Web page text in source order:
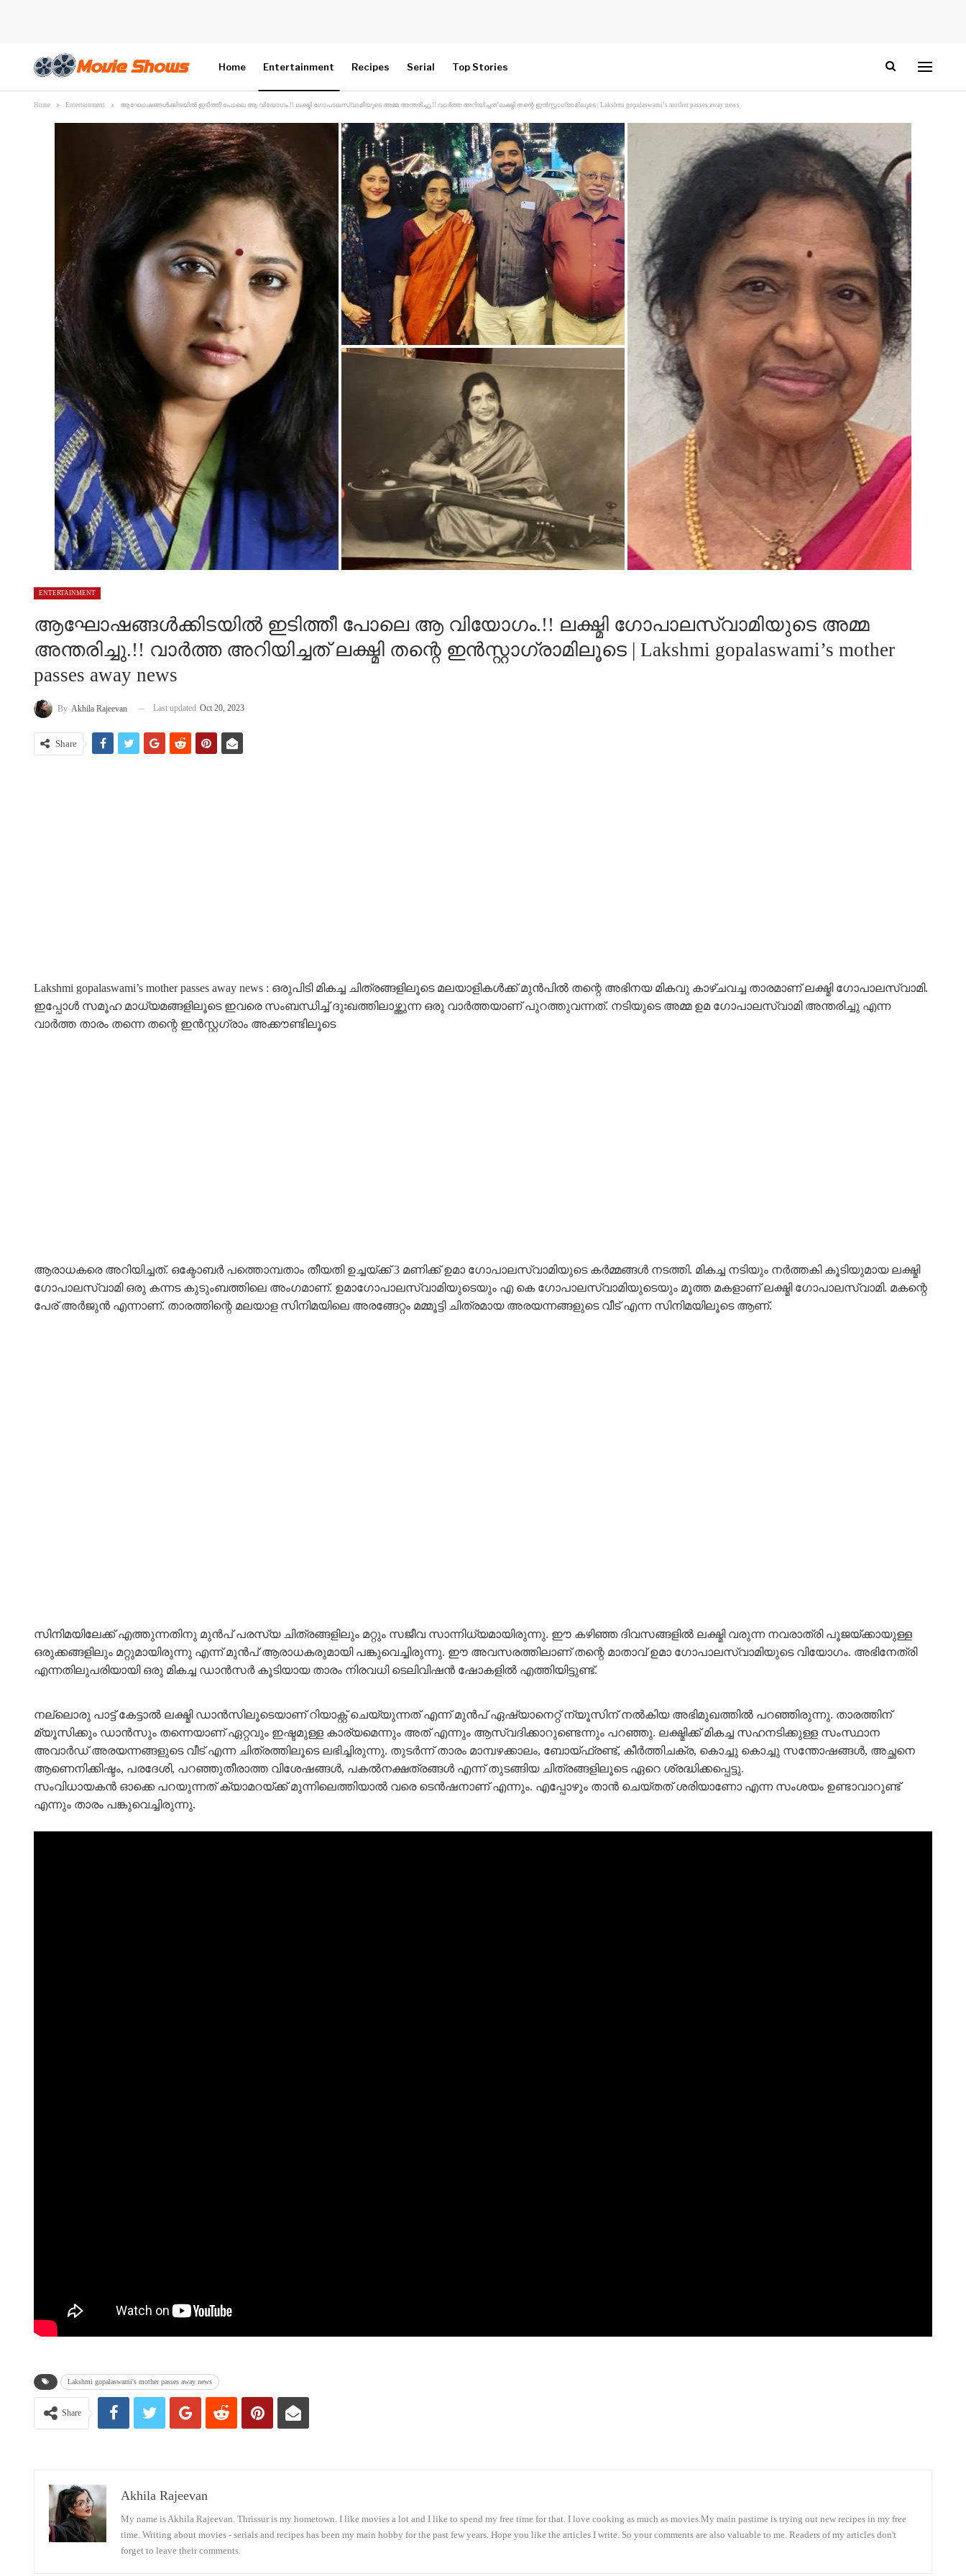
Home Entertainment Recipes Serial Top Stories
Home Entertainment ആഘോഷങ്ങൾക്കിടയിൽ ഇടിത്തീ പോലെ ആ വിയോഗം.!! ലക്ഷ്മി ഗോപാലസ്വാമിയുടെ അമ്മ അന്തരിച്ചു.!! വാർത്ത അറിയിച്ചത് ലക്ഷ്മി തന്റെ ഇൻസ്റ്റാഗ്രാമിലൂടെ | Lakshmi gopalaswami’s mother passes away news
ENTERTAINMENT
ആഘോഷങ്ങൾക്കിടയിൽ ഇടിത്തീ പോലെ ആ വിയോഗം.!! ലക്ഷ്മി ഗോപാലസ്വാമിയുടെ അമ്മ
അന്തരിച്ചു.!! വാർത്ത അറിയിച്ചത് ലക്ഷ്മി തന്റെ ഇൻസ്റ്റാഗ്രാമിലൂടെ | Lakshmi gopalaswami’s mother
passes away news
By Akhila Rajeevan Last updated Oct 20, 2023
Share
Lakshmi gopalaswami’s mother passes away news : ഒരുപിടി മികച്ച ചിത്രങ്ങളിലൂടെ മലയാളികൾക്ക് മുൻപിൽ തന്റെ അഭിനയ മികവു കാഴ്ചവച്ച താരമാണ് ലക്ഷ്മി ഗോപാലസ്വാമി.
ഇപ്പോൾ സമൂഹ മാധ്യമങ്ങളിലൂടെ ഇവരെ സംബന്ധിച്ച് ദുഃഖത്തിലാഴ്ത്തുന്ന ഒരു വാർത്തയാണ് പുറത്തുവന്നത്. നടിയുടെ അമ്മ ഉമ ഗോപാലസ്വാമി അന്തരിച്ചു എന്ന
വാർത്ത താരം തന്നെ തന്റെ ഇൻസ്റ്റഗ്രാം അക്കൗണ്ടിലൂടെ
ആരാധകരെ അറിയിച്ചത്. ഒക്ടോബർ പത്തൊമ്പതാം തീയതി ഉച്ചയ്ക്ക് 3 മണിക്ക് ഉമാ ഗോപാലസ്വാമിയുടെ കർമ്മങ്ങൾ നടത്തി. മികച്ച നടിയും നർത്തകി കൂടിയുമായ ലക്ഷ്മി
ഗോപാലസ്വാമി ഒരു കന്നട കുടുംബത്തിലെ അംഗമാണ്. ഉമാഗോപാലസ്വാമിയുടെയും എ കെ ഗോപാലസ്വാമിയുടെയും മൂത്ത മകളാണ് ലക്ഷ്മി ഗോപാലസ്വാമി. മകന്റെ
പേര് അർജുൻ എന്നാണ്. താരത്തിന്റെ മലയാള സിനിമയിലെ അരങ്ങേറ്റം മമ്മൂട്ടി ചിത്രമായ അരയന്നങ്ങളുടെ വീട് എന്ന സിനിമയിലൂടെ ആണ്.
സിനിമയിലേക്ക് എത്തുന്നതിനു മുൻപ് പരസ്യ ചിത്രങ്ങളിലും മറ്റും സജീവ സാന്നിധ്യമായിരുന്നു. ഈ കഴിഞ്ഞ ദിവസങ്ങളിൽ ലക്ഷ്മി വരുന്ന നവരാത്രി പൂജയ്ക്കായുള്ള
ഒരുക്കങ്ങളിലും മറ്റുമായിരുന്നു എന്ന് മുൻപ് ആരാധകരുമായി പങ്കുവെച്ചിരുന്നു. ഈ അവസരത്തിലാണ് തന്റെ മാതാവ് ഉമാ ഗോപാലസ്വാമിയുടെ വിയോഗം. അഭിനേത്രി
എന്നതിലുപരിയായി ഒരു മികച്ച ഡാൻസർ കൂടിയായ താരം നിരവധി ടെലിവിഷൻ ഷോകളിൽ എത്തിയിട്ടുണ്ട്.
നല്ലൊരു പാട്ട് കേട്ടാല്‍ ലക്ഷ്മി ഡാന്‍സിലൂടെയാണ് റിയാക്റ്റ് ചെയ്യുന്നത് എന്ന് മുൻപ് ഏഷ്യാനെറ്റ്‌ ന്യൂസിന് നൽകിയ അഭിമുഖത്തിൽ പറഞ്ഞിരുന്നു. താരത്തിന്
മ്യൂസിക്കും ഡാന്‍സും തന്നെയാണ് ഏറ്റവും ഇഷ്ടമുള്ള കാര്യമെന്നും അത് എന്നും ആസ്വദിക്കാറുണ്ടെന്നും പറഞ്ഞു. ലക്ഷ്മിക്ക് മികച്ച സഹനടിക്കുള്ള സംസ്ഥാന
അവാര്‍ഡ് അരയന്നങ്ങളുടെ വീട് എന്ന ചിത്രത്തിലൂടെ ലഭിച്ചിരുന്നു. തുടർന്ന് താരം മാമ്പഴക്കാലം, ബോയ്ഫ്രണ്ട്, കീര്‍ത്തിചക്ര, കൊച്ചു കൊച്ചു സന്തോഷങ്ങള്‍, അച്ഛനെ
ആണെനിക്കിഷ്ടം, പരദേശി, പറഞ്ഞുതീരാത്ത വിശേഷങ്ങള്‍, പകല്‍നക്ഷത്രങ്ങള്‍ എന്ന് തുടങ്ങിയ ചിത്രങ്ങളിലൂടെ ഏറെ ശ്രദ്ധിക്കപ്പെട്ടു.
സംവിധായകന്‍ ഓക്കെ പറയുന്നത് ക്യാമറയ്ക്ക് മുന്നിലെത്തിയാല്‍ വരെ ടെന്‍ഷനാണ് എന്നും. എപ്പോഴും താൻ ചെയ്തത് ശരിയാണോ എന്ന സംശയം ഉണ്ടാവാറുണ്ട്
എന്നും താരം പങ്കുവെച്ചിരുന്നു.
Lakshmi gopalaswami's mother passes away news
Share
Akhila Rajeevan
My name is Akhila Rajeevan. Thrissur is my hometown. I like movies a lot and I like to spend my free time for that. I love cooking as much as movies.My main pastime is trying out new recipes in my free
time. Writing about movies - serials and recipes has been my main hobby for the past few years. Hope you like the articles I write. So your comments are also valuable to me. Readers of my articles don't
forget to leave their comments.